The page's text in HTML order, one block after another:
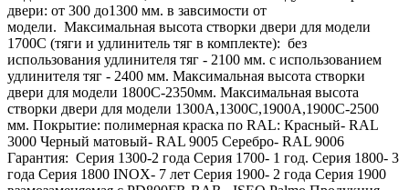
двери: от 300 до1300 мм. в завсимости от
модели. Максимальная высота створки двери для модели
1700С (тяги и удлинитель тяг в комплекте): без
использования удлинителя тяг - 2100 мм. с использованием
удлинителя тяг - 2400 мм. Максимальная высота створки
двери для модели 1800С-2350мм. Максимальная высота
створки двери для модели 1300А,1300С,1900А,1900С-2500
мм. Покрытие: полимерная краска по RAL: Красный- RAL
3000 Черный матовый- RAL 9005 Серебро- RAL 9006
Гарантия: Серия 1300-2 года Серия 1700- 1 год. Серия 1800- 3
года Серия 1800 INOX- 7 лет Серия 1900- 2 года Серия 1900